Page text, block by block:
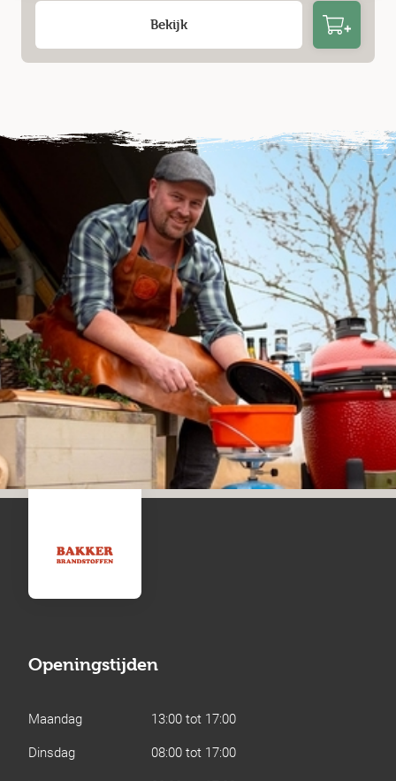
Bekijk
Openingstijden
Maandag
13:00 tot 17:00
Dinsdag
08:00 tot 17:00